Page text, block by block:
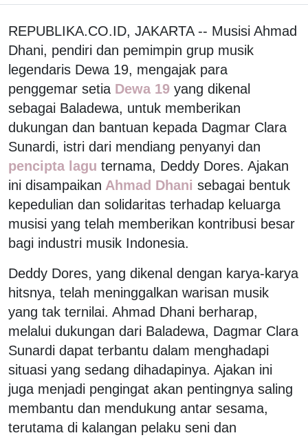
REPUBLIKA.CO.ID, JAKARTA -- Musisi Ahmad
Dhani, pendiri dan pemimpin grup musik
legendaris Dewa 19, mengajak para
penggemar setia Dewa 19 yang dikenal
sebagai Baladewa, untuk memberikan
dukungan dan bantuan kepada Dagmar Clara
Sunardi, istri dari mendiang penyanyi dan
pencipta lagu ternama, Deddy Dores. Ajakan
ini disampaikan Ahmad Dhani sebagai bentuk
kepedulian dan solidaritas terhadap keluarga
musisi yang telah memberikan kontribusi besar
bagi industri musik Indonesia.
Deddy Dores, yang dikenal dengan karya-karya
hitsnya, telah meninggalkan warisan musik
yang tak ternilai. Ahmad Dhani berharap,
melalui dukungan dari Baladewa, Dagmar Clara
Sunardi dapat terbantu dalam menghadapi
situasi yang sedang dihadapinya. Ajakan ini
juga menjadi pengingat akan pentingnya saling
membantu dan mendukung antar sesama,
terutama di kalangan pelaku seni dan